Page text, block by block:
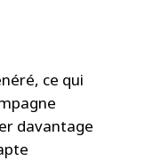
ce qui
davantage